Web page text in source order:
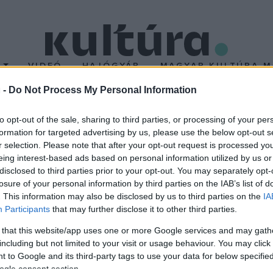
- Do Not Process My Personal Information
opt-out of the sale, sharing to third parties, or processing of your
for targeted advertising by us, please use the below opt-out
selection. Please note that after your opt-out request is processed
interest-based ads based on personal information utilized by us
to third parties prior to your opt-out. You may separately
of your personal information by third parties on the IAB’s list of
This information may also be disclosed by us to third parties on the
Participants that may further disclose it to other third parties.
that this website/app uses one or more Google services and may
but not limited to your visit or usage behaviour. You may
to Google and its third-party tags to use your data for below
consent section.
VIDEÓ HAJÓGYÁR MAGYAR KULTÚRA
e kiállításon is klasszikus eljárások és technikák
utazásom során rögzített élményeim lenyomatai. -
2. A tárlat megtekinthető: 2004. október 21. - december 23.